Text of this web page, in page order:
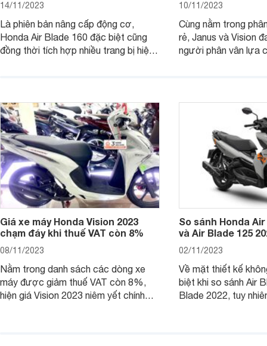
14/11/2023
Là phiên bản nâng cấp động cơ,
Honda Air Blade 160 đặc biệt cũng
đồng thời tích hợp nhiều trang bị hiện
10/11/2023
Cùng nằm trong
rẻ, Janus và Vision
người phân vân lựa
Giá xe máy Honda Vision 2023
chạm đáy khi thuế VAT còn 8%
08/11/2023
Nằm trong danh sách các dòng xe
máy được giảm thuế VAT còn 8%,
hiện giá Vision 2023 niêm yết chính
So sánh Honda
và Air Blade 125
02/11/2023
Về mặt thiết kế
biệt khi so sánh Air
Blade 2022, tuy